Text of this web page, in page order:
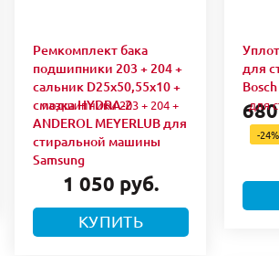
Ремкомплект бака
подшипники 203 + 204 +
сальник D25x50,55x10 +
смазка HYDRA-2
ANDEROL MEYERLUB для
стиральной машины
Samsung
1 050 руб.
КУПИТЬ
для
-24%